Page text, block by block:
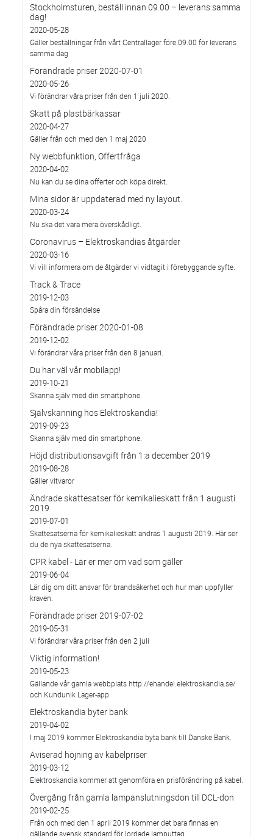
Stockholmsturen, beställ innan 09.00 – leverans samma
dag!
2020-05-28
Gäller beställningar från vårt Centrallager före 09.00 för leverans
samma dag
Förändrade priser 2020-07-01
2020-05-26
Vi förändrar våra priser från den 1 juli 2020.
Skatt på plastbärkassar
2020-04-27
Gäller från och med den 1 maj 2020
Ny webbfunktion, Offertfråga
2020-04-02
Nu kan du se dina offerter och köpa direkt.
Mina sidor är uppdaterad med ny layout.
2020-03-24
Nu ska det vara mera överskådligt.
Coronavirus – Elektroskandias åtgärder
2020-03-16
Vi vill informera om de åtgärder vi vidtagit i förebyggande syfte.
Track & Trace
2019-12-03
Spåra din försändelse
Förändrade priser 2020-01-08
2019-12-02
Vi förändrar våra priser från den 8 januari.
Du har väl vår mobilapp!
2019-10-21
Skanna själv med din smartphone.
Självskanning hos Elektroskandia!
2019-09-23
Skanna själv med din smartphone.
Höjd distributionsavgift från 1:a december 2019
2019-08-28
Gäller vitvaror
Ändrade skattesatser för kemikalieskatt från 1 augusti
2019
2019-07-01
Skattesatserna för kemikalieskatt ändras 1 augusti 2019. Här ser
du de nya skattesatserna.
CPR kabel - Lär er mer om vad som gäller
2019-06-04
Lär dig om ditt ansvar för brandsäkerhet och hur man uppfyller
kraven.
Förändrade priser 2019-07-02
2019-05-31
Vi förändrar våra priser från den 2 juli
Viktig information!
2019-05-23
Gällande vår gamla webbplats http://ehandel.elektroskandia.se/
och Kundunik Lager-app
Elektroskandia byter bank
2019-04-02
I maj 2019 kommer Elektroskandia byta bank till Danske Bank.
Aviserad höjning av kabelpriser
2019-03-12
Elektroskandia kommer att genomföra en prisförändring på kabel.
Övergång från gamla lampanslutningsdon till DCL-don
2019-02-25
Från och med den 1 april 2019 kommer det bara finnas en
gällande svensk standard för jordade lamputtag.